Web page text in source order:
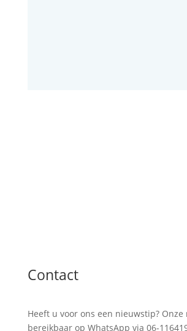
Contact
Heeft u voor ons een nieuwstip? Onze
bereikbaar op WhatsApp via 06-